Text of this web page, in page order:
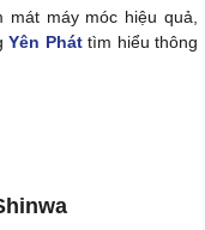
máy móc hiệu quả,
Yên Pháttìm hiểu thông